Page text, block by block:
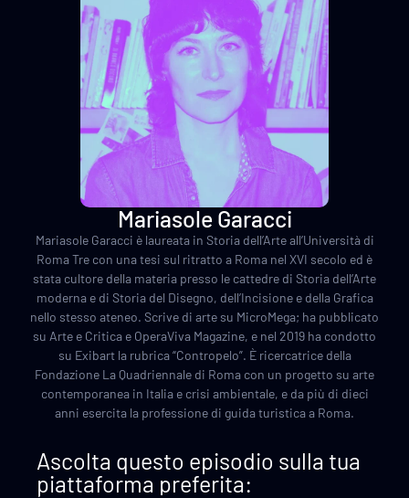
Mariasole Garacci
Mariasole Garacci è laureata in Storia dell’Arte all’Università di
Roma Tre con una tesi sul ritratto a Roma nel XVI secolo ed è
stata cultore della materia presso le cattedre di Storia dell’Arte
moderna e di Storia del Disegno, dell’Incisione e della Grafica
nello stesso ateneo. Scrive di arte su MicroMega; ha pubblicato
su Arte e Critica e OperaViva Magazine, e nel 2019 ha condotto
su Exibart la rubrica “Contropelo”. È ricercatrice della
Fondazione La Quadriennale di Roma con un progetto su arte
contemporanea in Italia e crisi ambientale, e da più di dieci
anni esercita la professione di guida turistica a Roma.
Ascolta questo episodio sulla tua
piattaforma preferita: